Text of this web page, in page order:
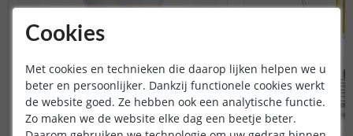
Cookies
Met cookies en technieken die daarop lijken helpen we u
beter en persoonlijker. Dankzij functionele cookies werkt
de website goed. Ze hebben ook een analytische functie.
Zo maken we de website elke dag een beetje beter.